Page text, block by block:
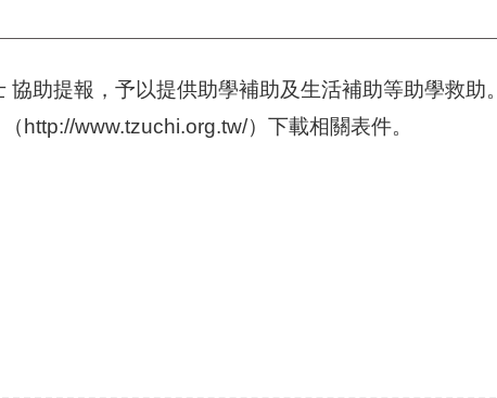
助提報，予以提供助學補助及生活補助等助學救助。
http://www.tzuchi.org.tw/）下載相關表件。